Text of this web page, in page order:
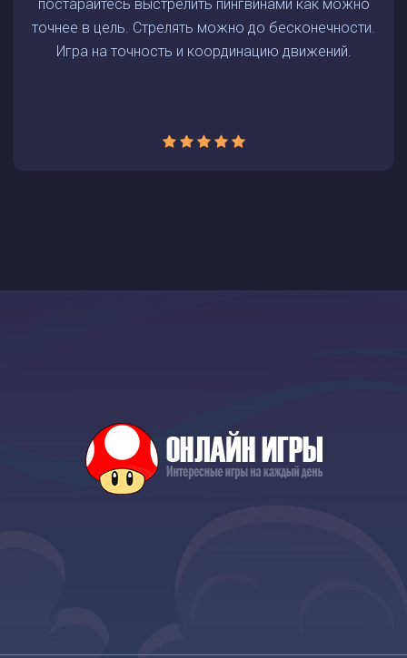
постарайтесь выстрелить пингвинами как можно
точнее в цель. Стрелять можно до бесконечности.
Игра на точность и координацию движений.